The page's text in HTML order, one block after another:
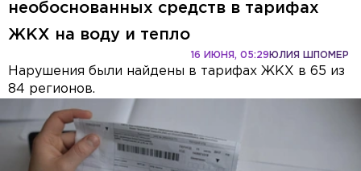
необоснованных средств в тарифах
ЖКХ на воду и тепло
ЮЛИЯ ШПОМЕР
16 ИЮНЯ, 05:29
Нарушения были найдены в тарифах ЖКХ в 65 из
84 регионов.